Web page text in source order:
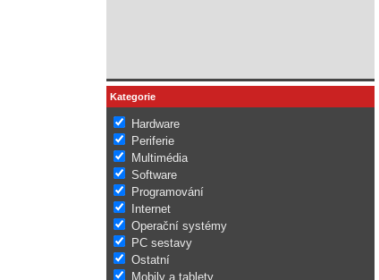
Kategorie
Hardware
Periferie
Multimédia
Software
Programování
Internet
Operační systémy
PC sestavy
Ostatní
Mobily a tablety